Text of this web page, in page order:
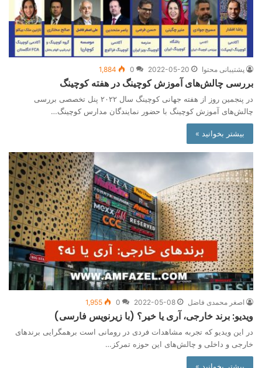
پشتیبانی محتوا 2022-05-20
0
1,884
بررسی چالش‌های آموزش کوچینگ در هفته کوچینگ
در پنجمین روز از هفته جهانی کوچینگ سال ۲۰۲۲ پنل تخصصی بررسی
چالش‌های آموزش کوچینگ با حضور نمایندگان مدارس کوچینگ…
بیشتر بخوانید »
اصغر محمدی فاضل 2022-05-08
0
1,955
ویدیو: برند خارجی، آری یا خیر؟ (با زیرنویس فارسی)
در این ویدیو که تجربه مشاهدات فردی در رومانی است برهمگرایی برندهای
خارجی و داخلی و چالش‌های این حوزه تمرکز…